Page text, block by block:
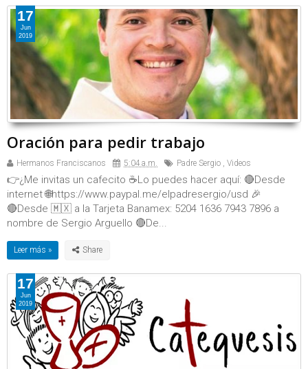
Oración para pedir trabajo
Hermanos Franciscanos 5:04 a.m. Padre Sergio , Videos
👉¿Me invitas un cafecito ☕Lo puedes hacer aquí: 🔴Desde
internet 🌐https://www.paypal.me/elpadresergio/usd 🎉
🔴Desde 🇲🇽 a la Tarjeta Banamex: 5204 1636 7943 7896 a
nombre de Sergio Arguello 🔴De...
Leer más »
17
Jun
2019
17
Jun
2019